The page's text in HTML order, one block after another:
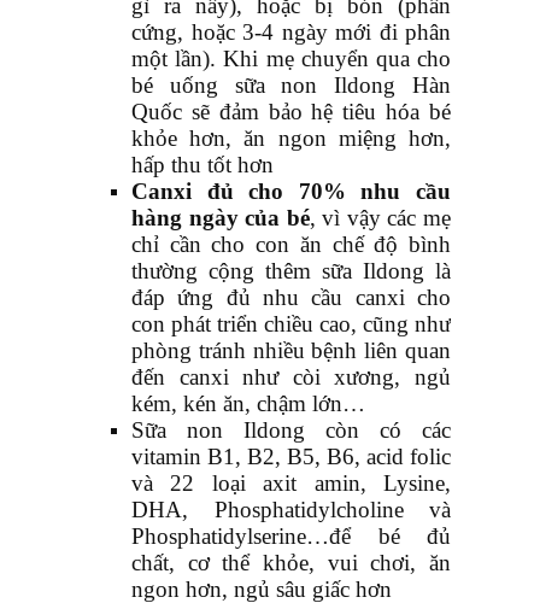
gì ra nấy), hoặc bị bón (phân
cứng, hoặc 3-4 ngày mới đi phân
một lần). Khi mẹ chuyển qua cho
bé uống sữa non Ildong Hàn
Quốc sẽ đảm bảo hệ tiêu hóa bé
khỏe hơn, ăn ngon miệng hơn,
hấp thu tốt hơn
Canxi đủ cho 70% nhu cầu
hàng ngày của bé, vì vậy các mẹ
chỉ cần cho con ăn chế độ bình
thường cộng thêm sữa Ildong là
đáp ứng đủ nhu cầu canxi cho
con phát triển chiều cao, cũng như
phòng tránh nhiều bệnh liên quan
đến canxi như còi xương, ngủ
kém, kén ăn, chậm lớn…
Sữa non Ildong còn có các
vitamin B1, B2, B5, B6, acid folic
và 22 loại axit amin, Lysine,
DHA, Phosphatidylcholine và
Phosphatidylserine…để bé đủ
chất, cơ thể khỏe, vui chơi, ăn
ngon hơn, ngủ sâu giấc hơn